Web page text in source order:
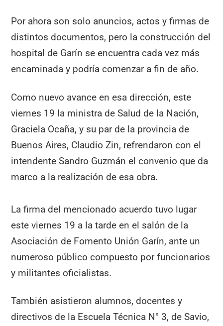
Por ahora son solo anuncios, actos y firmas de
distintos documentos, pero la construcción del
hospital de Garín se encuentra cada vez más
encaminada y podría comenzar a fin de año.
Como nuevo avance en esa dirección, este
viernes 19 la ministra de Salud de la Nación,
Graciela Ocaña, y su par de la provincia de
Buenos Aires, Claudio Zin, refrendaron con el
intendente Sandro Guzmán el convenio que da
marco a la realización de esa obra.
La firma del mencionado acuerdo tuvo lugar
este viernes 19 a la tarde en el salón de la
Asociación de Fomento Unión Garín, ante un
numeroso público compuesto por funcionarios
y militantes oficialistas.
También asistieron alumnos, docentes y
directivos de la Escuela Técnica N° 3, de Savio,